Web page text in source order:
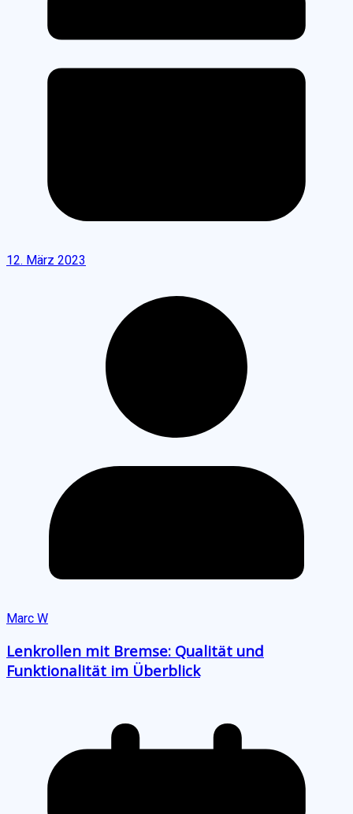
12. März 2023
Marc W
Lenkrollen mit Bremse: Qualität und
Funktionalität im Überblick